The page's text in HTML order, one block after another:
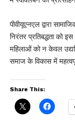
पीवीयूएनएल द्वारा
निरंतर प्रतिबद्धता को
महिलाओं को न केवल
समाज के विकास में
Share This: